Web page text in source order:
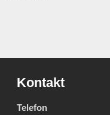
Kontakt
Telefon